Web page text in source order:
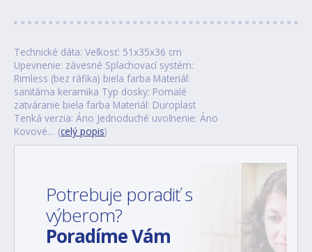
Technické dáta: Veľkosť: 51x35x36 cm
Upevnenie: závesné Splachovací systém:
Rimless (bez ráfika) biela farba Materiál:
sanitárna keramika Typ dosky: Pomalé
zatváranie biela farba Materiál: Duroplast
Tenká verzia: Áno Jednoduché uvoľnenie: Áno
Kovové… (celý popis)
Potrebuje poradiť s
výberom?
Poradíme Vám